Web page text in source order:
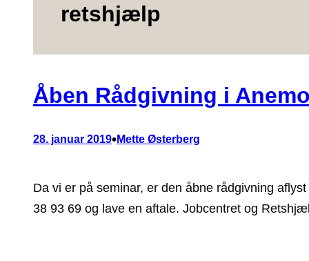
retshjælp
Åben Rådgivning i
28. januar 2019•Mette Østerberg
Da vi er på seminar, er den åbne rådgivning
38 93 69 og lave en aftale. Jobcentret og